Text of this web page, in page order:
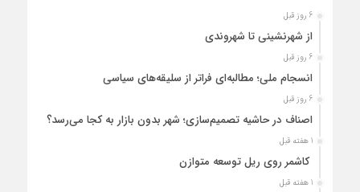
6 روز قبل
از شهرنشینی تا شهروندی
6 روز قبل
انسجام ملی؛ مطالبه‌ای فراتر از سلیقه‌های سیاسی
6 روز قبل
اصناف در حاشیه تصمیم‌سازی؛ شهر بدون بازار به کجا می‌رسد؟
1 هفته قبل
کاشمر روی ریل توسعه متوازن
1 هفته قبل